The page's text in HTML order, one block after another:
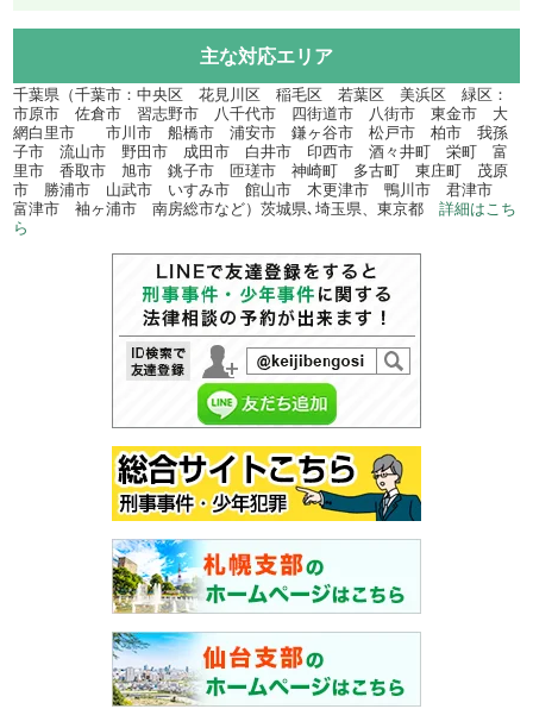
主な対応エリア
千葉県（千葉市：中央区 花見川区 稲毛区 若葉区 美浜区 緑区：
市原市 佐倉市 習志野市 八千代市 四街道市 八街市 東金市 大
網白里市 市川市 船橋市 浦安市 鎌ヶ谷市 松戸市 柏市 我孫
子市 流山市 野田市 成田市 白井市 印西市 酒々井町 栄町 富
里市 香取市 旭市 銚子市 匝瑳市 神崎町 多古町 東庄町 茂原
市 勝浦市 山武市 いすみ市 館山市 木更津市 鴨川市 君津市
富津市 袖ヶ浦市 南房総市など）茨城県､埼玉県、東京都詳細はこち
ら